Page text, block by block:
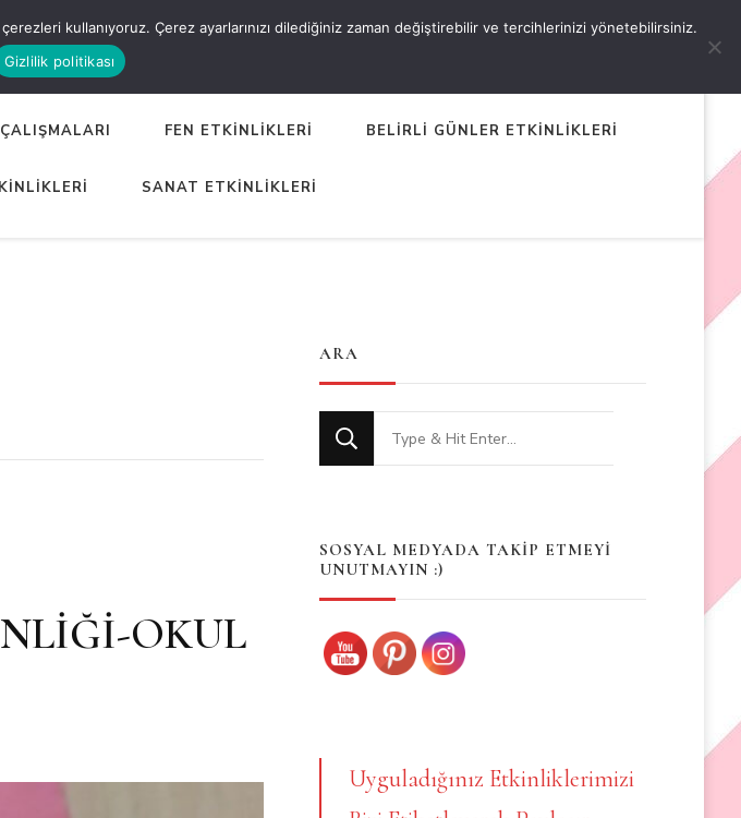
FEN ETKİNLİKLERİ BELİRLİ GÜNLER ETKİNLİKLERİ
SANAT ETKİNLİKLERİ
OKUL
ARA
Looking
for
SOSYAL MEDYADA TAKİP ETMEYİ
UNUTMAYIN :)
Uyguladığınız Etkinliklerimizi
kullanıyoruz. Çerez ayarlarınızı dilediğiniz zaman değiştirebilir ve tercihlerinizi yönetebilirsiniz.
Gizlilik politikası